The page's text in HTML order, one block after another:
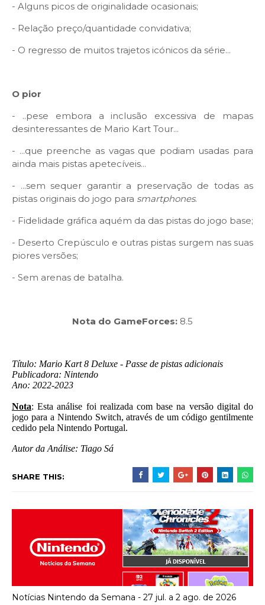
- Alguns picos de originalidade ocasionais;
- Relação preço/quantidade convidativa;
- O regresso de muitos trajetos icónicos da série...
O pior
- ..pese embora a inclusão excessiva de mapas
desinteressantes de Mario Kart Tour...
- ...que preenche as vagas que podiam usadas para
ainda mais pistas apetecíveis...
- ...sem sequer garantir a preservação de todas as
pistas originais do jogo para smartphones.
- Fidelidade gráfica aquém da das pistas do jogo base;
- Deserto Crepúsculo e outras pistas surgem nas suas
piores versões;
- Sem arenas de batalha.
Nota do GameForces: 8.5
Título: Mario Kart 8 Deluxe - Passe de pistas adicionais
Publicadora: Nintendo
Ano: 2022-2023
Nota: Esta análise foi realizada com base na versão digital do
jogo para a Nintendo Switch, através de um código gentilmente
cedido pela Nintendo Portugal.
Autor da Análise: Tiago Sá
SHARE THIS:
Notícias Nintendo da Semana - 27 jul. a 2 ago. de 2026